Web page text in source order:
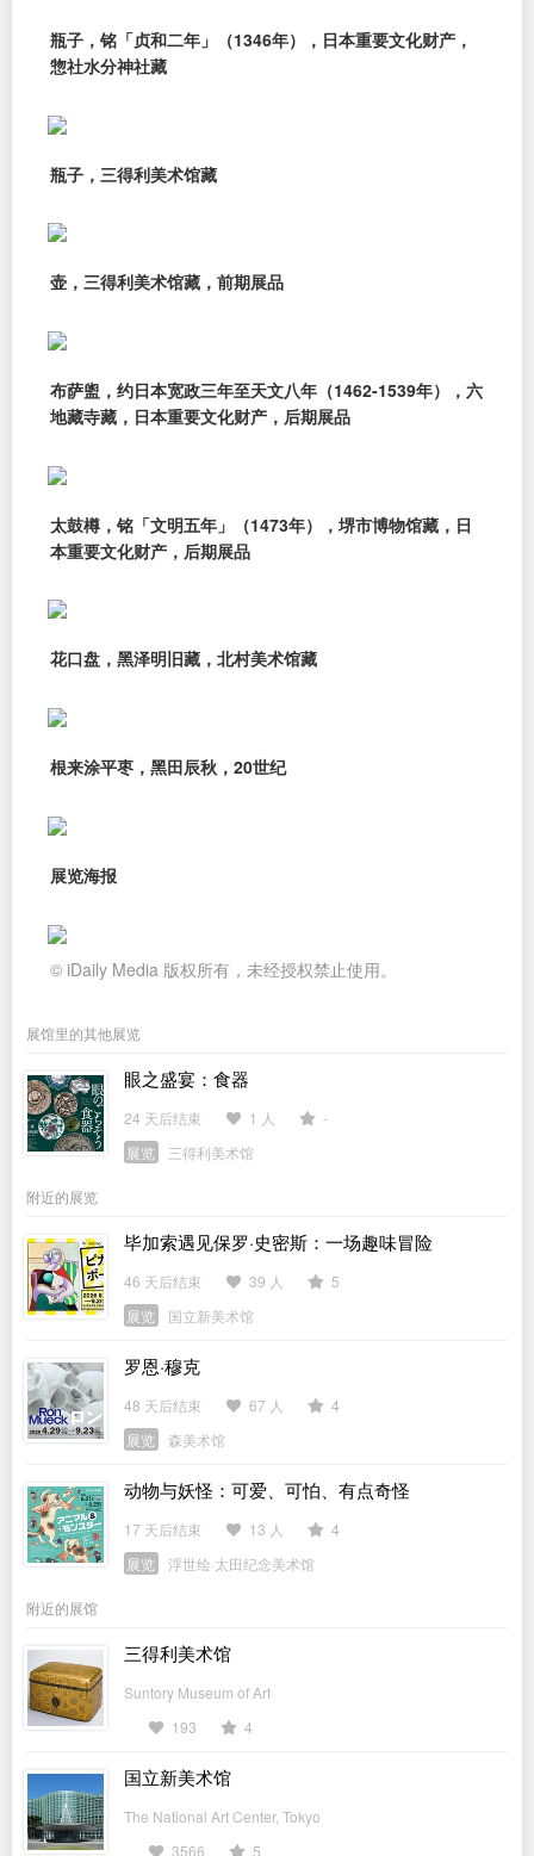
瓶子，铭「贞和二年」（1346年），日本重要文化财产，
惣社水分神社藏
瓶子，三得利美术馆藏
壶，三得利美术馆藏，前期展品
布萨盥，约日本宽政三年至天文八年（1462-1539年），六
地藏寺藏，日本重要文化财产，后期展品
太鼓樽，铭「文明五年」（1473年），堺市博物馆藏，日
本重要文化财产，后期展品
花口盘，黑泽明旧藏，北村美术馆藏
根来涂平枣，黑田辰秋，20世纪
展览海报
© iDaily Media 版权所有，未经授权禁止使用。
展馆里的其他展览
眼之盛宴：食器
24 天后结束 1 人
-
展览
三得利美术馆
附近的展览
毕加索遇见保罗·史密斯：一场趣味冒险
46 天后结束 39 人
5
展览
国立新美术馆
罗恩·穆克
48 天后结束 67 人
4
展览
森美术馆
动物与妖怪：可爱、可怕、有点奇怪
17 天后结束 13 人
4
展览
浮世绘·太田纪念美术馆
附近的展馆
三得利美术馆
Suntory Museum of Art
193
4
国立新美术馆
The National Art Center, Tokyo
3566
5